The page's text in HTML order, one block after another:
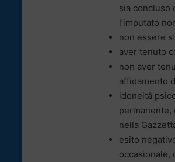
sia concluso
l’imputato
non essere
aver tenuto
non aver
affidamento
idoneità
permanente,
nella
esito
occasionale,